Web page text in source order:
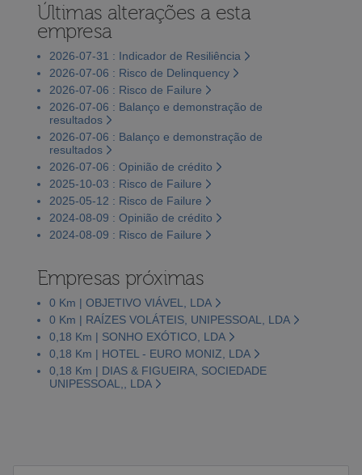
Últimas alterações a esta
empresa
2026-07-31 : Indicador de Resiliência
2026-07-06 : Risco de Delinquency
2026-07-06 : Risco de Failure
2026-07-06 : Balanço e demonstração de
resultados
2026-07-06 : Balanço e demonstração de
resultados
2026-07-06 : Opinião de crédito
2025-10-03 : Risco de Failure
2025-05-12 : Risco de Failure
2024-08-09 : Opinião de crédito
2024-08-09 : Risco de Failure
Empresas próximas
0 Km | OBJETIVO VIÁVEL, LDA
0 Km | RAÍZES VOLÁTEIS, UNIPESSOAL, LDA
0,18 Km | SONHO EXÓTICO, LDA
0,18 Km | HOTEL - EURO MONIZ, LDA
0,18 Km | DIAS & FIGUEIRA, SOCIEDADE
UNIPESSOAL,, LDA